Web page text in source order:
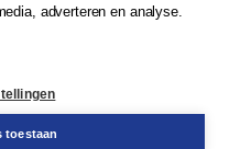
adverteren en analyse.
toestaan